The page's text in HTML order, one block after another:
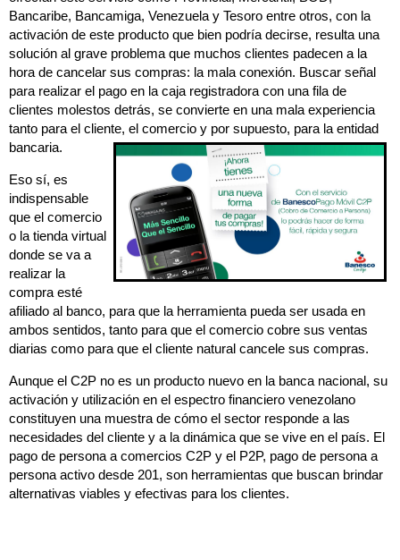
Bancaribe, Bancamiga, Venezuela y Tesoro entre otros, con la
activación de este producto que bien podría decirse, resulta una
solución al grave problema que muchos clientes padecen a la
hora de cancelar sus compras: la mala conexión. Buscar señal
para realizar el pago en la caja registradora con una fila de
clientes molestos detrás, se convierte en una mala experiencia
tanto para el cliente, el comercio y por supuesto, para la entidad
bancaria.
Eso sí, es
indispensable
que el comercio
o la tienda virtual
donde se va a
realizar la
compra esté
afiliado al banco, para que la herramienta pueda ser usada en
ambos sentidos, tanto para que el comercio cobre sus ventas
diarias como para que el cliente natural cancele sus compras.
Aunque el C2P no es un producto nuevo en la banca nacional, su
activación y utilización en el espectro financiero venezolano
constituyen una muestra de cómo el sector responde a las
necesidades del cliente y a la dinámica que se vive en el país. El
pago de persona a comercios C2P y el P2P, pago de persona a
persona activo desde 201, son herramientas que buscan brindar
alternativas viables y efectivas para los clientes.